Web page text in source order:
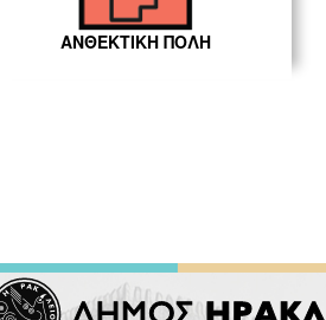
ΑΝΘΕΚΤΙΚΗ ΠΟΛΗ